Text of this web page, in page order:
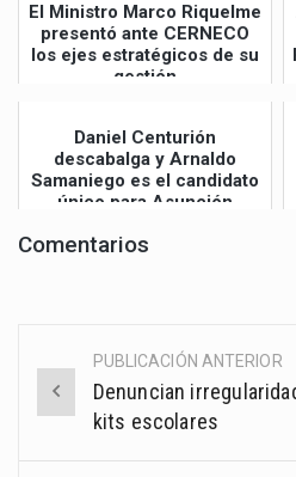
El Ministro Marco Riquelme
presentó ante CERNECO
los ejes estratégicos de su
gestión
Daniel Centurión
descabalga y Arnaldo
Samaniego es el candidato
único para Asunción
Comentarios
Post
navigation
PUBLICACIÓN ANTERIOR
Denuncian
kits escolares